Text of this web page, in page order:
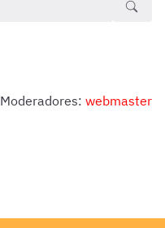
Moderadores: webmaster